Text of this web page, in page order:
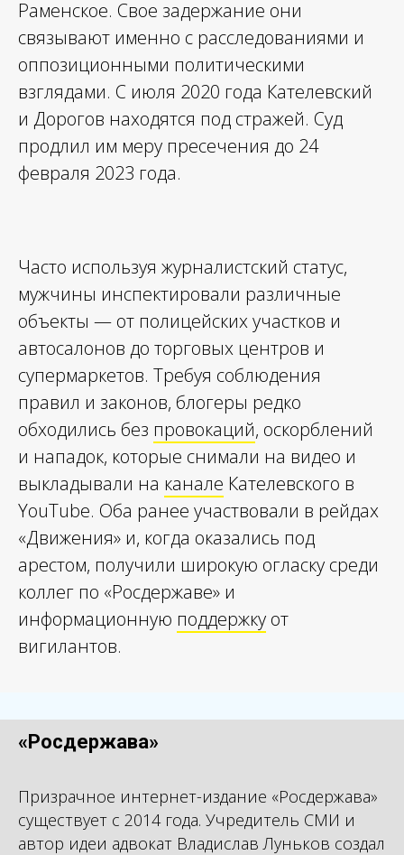
Раменское. Свое задержание они
связывают именно с расследованиями и
оппозиционными политическими
взглядами. С июля 2020 года Кателевский
и Дорогов находятся под стражей. Суд
продлил им меру пресечения до 24
февраля 2023 года.
Часто используя журналистский статус,
мужчины инспектировали различные
объекты — от полицейских участков и
автосалонов до торговых центров и
супермаркетов. Требуя соблюдения
правил и законов, блогеры редко
обходились без провокаций, оскорблений
и нападок, которые снимали на видео и
выкладывали на канале Кателевского в
YouTube. Оба ранее участвовали в рейдах
«Движения» и, когда оказались под
арестом, получили широкую огласку среди
коллег по «Росдержаве» и
информационную поддержку от
вигилантов.
«Росдержава»
Призрачное интернет-издание «Росдержава»
существует с 2014 года. Учредитель СМИ и
автор идеи адвокат Владислав Луньков создал